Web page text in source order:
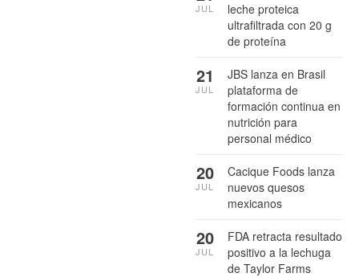
leche proteica
ultrafiltrada con 20 g
de proteína
JUL
JBS lanza en Brasil
plataforma de
formación continua en
nutrición para
personal médico
21
JUL
Cacique Foods lanza
nuevos quesos
mexicanos
20
JUL
FDA retracta resultado
positivo a la lechuga
de Taylor Farms
20
JUL